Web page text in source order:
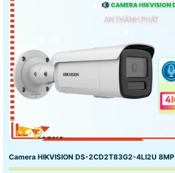
Camera HIKVISION DS-2CD2T83G2-4LI2U 8MP